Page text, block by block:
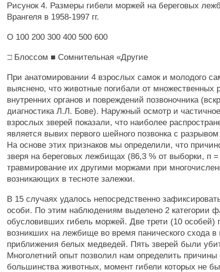
Рисунок 4. Размеры гибели моржей на береговых
Врангеля в 1958-1997 гг.
О 100 200 300 400 500 600
□ Блоссом ■ Сомнительная «Другие
При анатомировании 4 взрослых самок и молодого
выяснено, что животные погибали от множественных
внутренних органов и повреждений позвоночника
диагностика Л.Л. Бове). Наружный осмотр и
взрослых зверей показали, что наиболее
является вывих первого шейного позвонка с
На основе этих признаков мы определили, что
зверя на береговых лежбищах (86,3 % от выборки, п
травмирование их другими моржами при
возникающих в тесноте залежки.
В 15 случаях удалось непосредственно
особи. По этим наблюдениям выделено 2 категории
обусловивших гибель моржей. Две трети (10 особей)
возникших на лежбище во время панического схода в
приближения белых медведей. Пять зверей были
Многолетний опыт позволил нам определить причины
большинства животных, момент гибели которых не